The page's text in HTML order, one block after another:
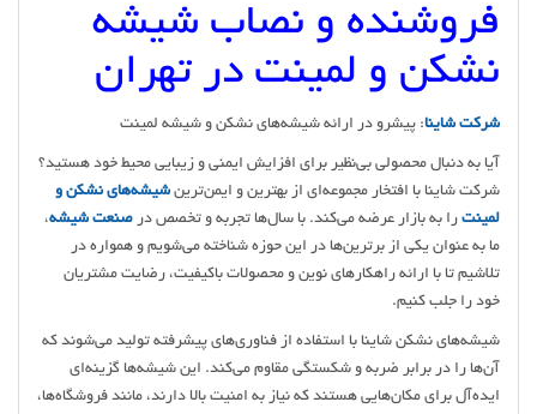
فروشنده و نصاب شیشه
نشکن و لمینت در تهران
شرکت شاینا: پیشرو در ارائه شیشه‌های نشکن و شیشه‌ لمینت
آیا به دنبال محصولی بی‌نظیر برای افزایش ایمنی و زیبایی محیط خود هستید؟
شرکت شاینا با افتخار مجموعه‌ای از بهترین و ایمن‌ترین شیشه‌های نشکن و
لمینت را به بازار عرضه می‌کند. با سال‌ها تجربه و تخصص در صنعت شیشه،
ما به عنوان یکی از برترین‌ها در این حوزه شناخته می‌شویم و همواره در
تلاشیم تا با ارائه راهکارهای نوین و محصولات باکیفیت، رضایت مشتریان
خود را جلب کنیم.
شیشه‌های نشکن شاینا با استفاده از فناوری‌های پیشرفته تولید می‌شوند که
آن‌ها را در برابر ضربه و شکستگی مقاوم می‌کند. این شیشه‌ها گزینه‌ای
ایده‌آل برای مکان‌هایی هستند که نیاز به امنیت بالا دارند، مانند فروشگاه‌ها،